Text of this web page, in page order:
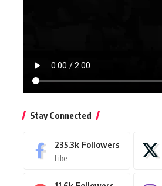
Stay Connected
235.3k Followers
Like